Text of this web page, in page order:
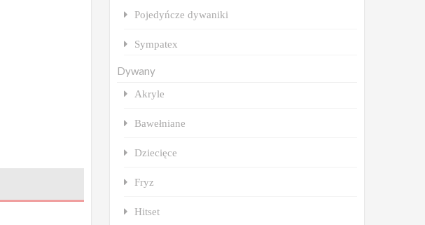
Pojedyńcze dywaniki
Sympatex
Dywany
Akryle
Bawełniane
Dziecięce
Fryz
Hitset